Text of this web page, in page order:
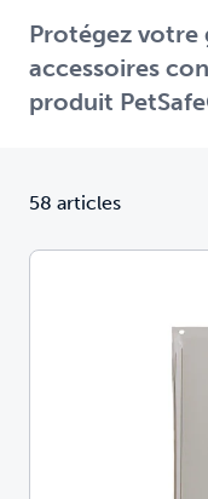
Protégez votre
accessoires
produit
58 articles